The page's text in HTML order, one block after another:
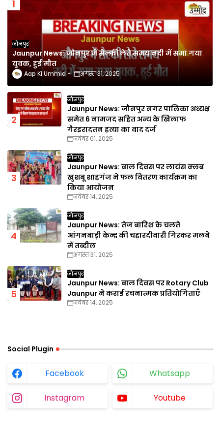
जौनपुर
Jaunpur News: जौनपुर में सेल्फी लेते समय नदी में समा गया
युवक, हुई मौत
Aap Ki Ummid अगस्त 31, 2025
जौनपुर
Jaunpur News: जौनपुर नगर पालिका अध्यक्ष
समेत 6 नामजद सहित अन्य के खिलाफ
गैरइरादतन हत्या का वाद दर्ज
नवंबर 01, 2025
जौनपुर
Jaunpur News: बाल दिवस पर लायंस क्लब
खुशबू शाहगंज ने फल वितरण कार्यक्रम का
किया आयोजन
नवंबर 14, 2025
जौनपुर
Jaunpur News: तेज बारिश के चलते
आंगनबाड़ी केन्द्र की चहारदीवारी गिरकर मलबे
में तब्दील
अगस्त 31, 2025
जौनपुर
Jaunpur News: बाल दिवस पर Rotary Club
Jaunpur ने कराई रचनात्मक प्रतियोगिताएँ
नवंबर 14, 2025
Social Plugin
Facebook Whatsapp
Instagram Youtube